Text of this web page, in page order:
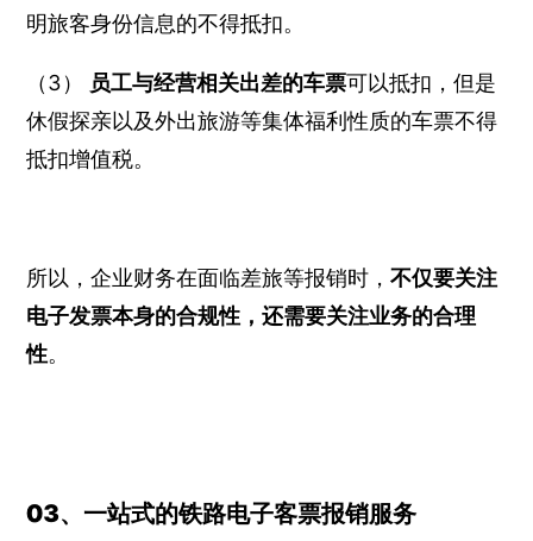
明旅客身份信息的不得抵扣。
（3） 员工与经营相关出差的车票可以抵扣，但是
休假探亲以及外出旅游等集体福利性质的车票不得
抵扣增值税。
所以，企业财务在面临差旅等报销时，不仅要关注
电子发票本身的合规性，还需要关注业务的合理
性。
03、一站式的铁路电子客票报销服务